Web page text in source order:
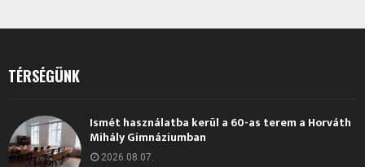
TÉRSÉGÜNK
Ismét használatba kerül a 60-as terem a Horváth
Mihály Gimnáziumban
2026.08.07.